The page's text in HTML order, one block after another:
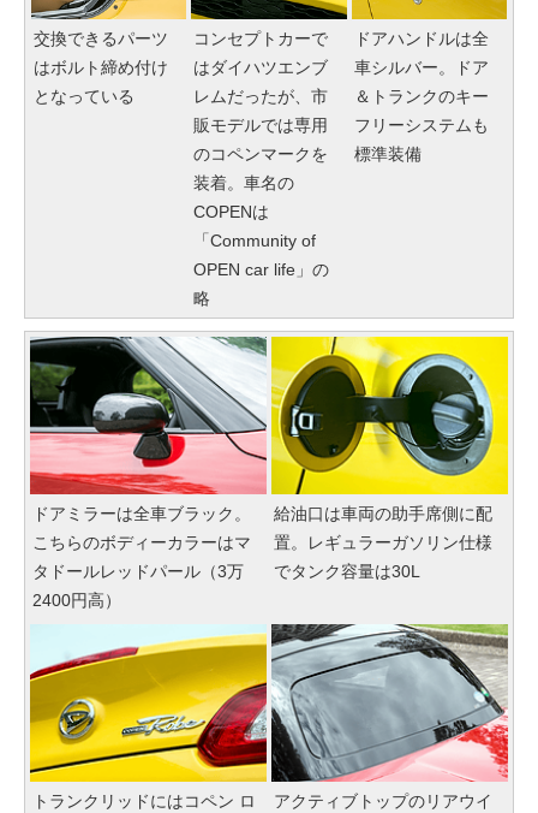
交換できるパーツ
はボルト締め付け
となっている
コンセプトカーで
はダイハツエンブ
レムだったが、市
販モデルでは専用
のコペンマークを
装着。車名の
COPENは
「Community of
OPEN car life」の
略
ドアハンドルは全
車シルバー。ドア
＆トランクのキー
フリーシステムも
標準装備
ドアミラーは全車ブラック。
こちらのボディーカラーはマ
タドールレッドパール（3万
2400円高）
給油口は車両の助手席側に配
置。レギュラーガソリン仕様
でタンク容量は30L
トランクリッドにはコペン ロ
アクティブトップのリアウイ